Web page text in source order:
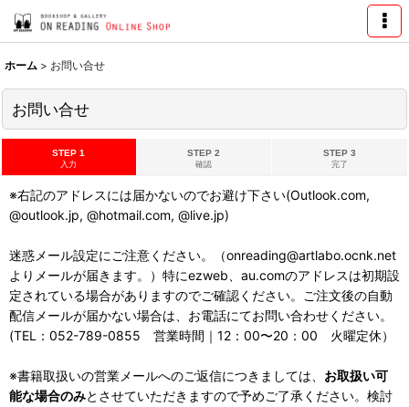
ホーム > お問い合せ
お問い合せ
STEP 1
入力
STEP 2
確認
STEP 3
完了
※右記のアドレスには届かないのでお避け下さい(Outlook.com,
@outlook.jp, @hotmail.com, @live.jp)
迷惑メール設定にご注意ください。（onreading@artlabo.ocnk.net
よりメールが届きます。）特にezweb、au.comのアドレスは初期設
定されている場合がありますのでご確認ください。ご注文後の自動
配信メールが届かない場合は、お電話にてお問い合わせください。
(TEL：052-789-0855 営業時間｜12：00〜20：00 火曜定休）
※書籍取扱いの営業メールへのご返信につきましては、 お取扱い可
能な場合のみとさせていただきますので予めご了承ください。検討